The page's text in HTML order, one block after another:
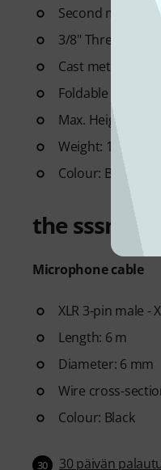
Second
3/8" Threaded
Cast metal base
Foldable feet
Max. Height with
Weight: 1.60 kg
Colour: Black
the sssnake
Microphone cable
XLR 3-pin male -
Length: 6 m
Diameter: 6 mm
Wire cross-
Colour: Black
30 30 päivän